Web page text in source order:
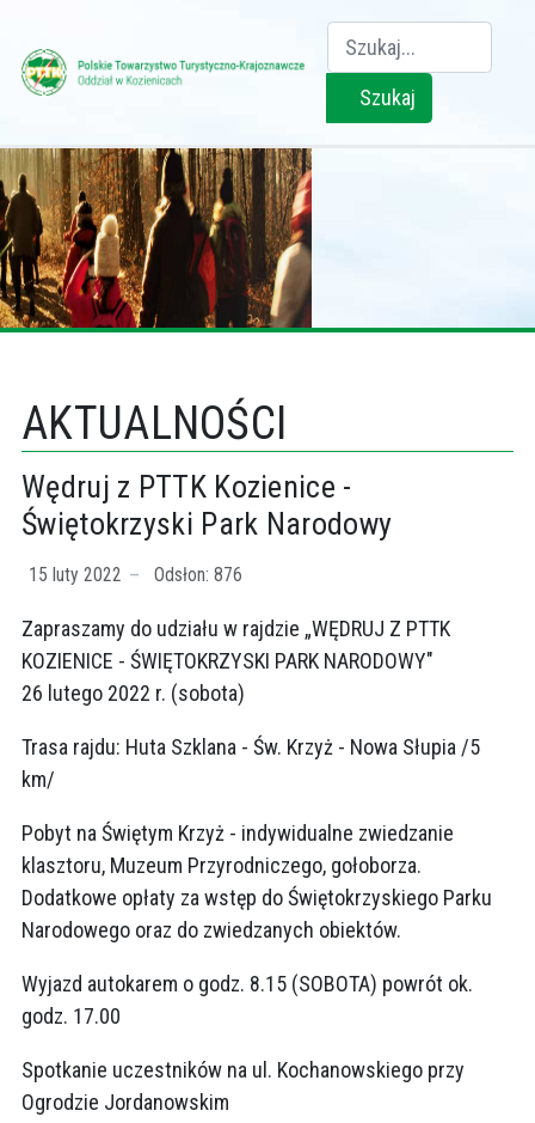
Szukaj
Szukaj
AKTUALNOŚCI
Wędruj z PTTK Kozienice -
Świętokrzyski Park Narodowy
15 luty 2022 Odsłon: 876
Zapraszamy do udziału w rajdzie „WĘDRUJ Z PTTK
KOZIENICE - ŚWIĘTOKRZYSKI PARK NARODOWY"
26 lutego 2022 r. (sobota)
Trasa rajdu: Huta Szklana - Św. Krzyż - Nowa Słupia /5
km/
Pobyt na Świętym Krzyż - indywidualne zwiedzanie
klasztoru, Muzeum Przyrodniczego, gołoborza.
Dodatkowe opłaty za wstęp do Świętokrzyskiego Parku
Narodowego oraz do zwiedzanych obiektów.
Wyjazd autokarem o godz. 8.15 (SOBOTA) powrót ok.
godz. 17.00
Spotkanie uczestników na ul. Kochanowskiego przy
Ogrodzie Jordanowskim